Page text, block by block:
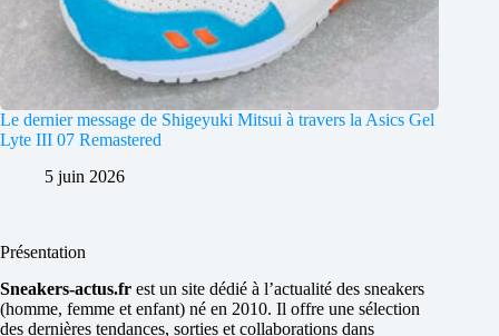
Le dernier message de Shigeyuki Mitsui à travers la Asics Gel
Lyte III 07 Remastered
5 juin 2026
Présentation
Sneakers-actus.fr est un site dédié à l’actualité des sneakers
(homme, femme et enfant) né en 2010. Il offre une sélection
des dernières tendances, sorties et collaborations dans